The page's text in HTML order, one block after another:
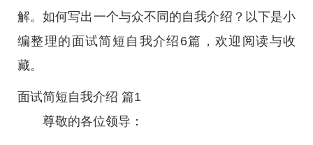
解。如何写出一个与众不同的自我介绍？以下是小
编整理的面试简短自我介绍6篇，欢迎阅读与收
藏。
面试简短自我介绍 篇1
尊敬的各位领导：